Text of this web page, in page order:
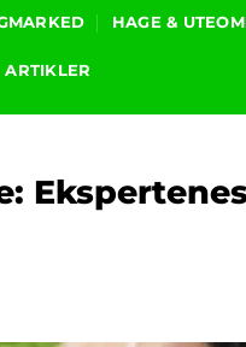
HAGE &
ARTIKLER